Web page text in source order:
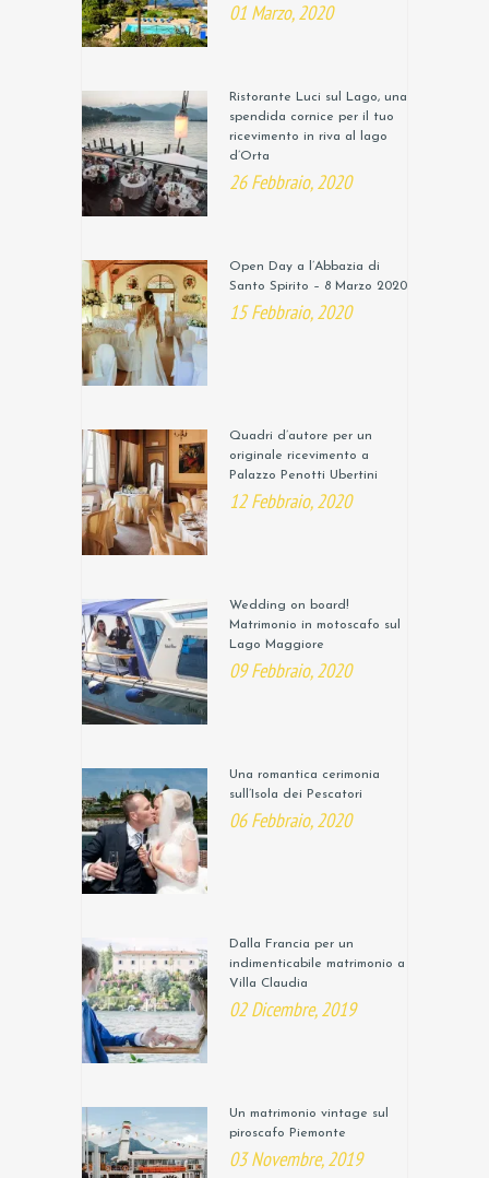
01 Marzo, 2020
Ristorante Luci sul Lago, una
spendida cornice per il tuo
ricevimento in riva al lago
d’Orta
26 Febbraio, 2020
Open Day a l’Abbazia di
Santo Spirito – 8 Marzo 2020
15 Febbraio, 2020
Quadri d’autore per un
originale ricevimento a
Palazzo Penotti Ubertini
12 Febbraio, 2020
Wedding on board!
Matrimonio in motoscafo sul
Lago Maggiore
09 Febbraio, 2020
Una romantica cerimonia
sull’Isola dei Pescatori
06 Febbraio, 2020
Dalla Francia per un
indimenticabile matrimonio a
Villa Claudia
02 Dicembre, 2019
Un matrimonio vintage sul
piroscafo Piemonte
03 Novembre, 2019